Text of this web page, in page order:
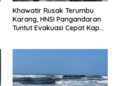
Khawatir Rusak Terumbu
Karang, HNSI Pangandaran
Tuntut Evakuasi Cepat Kapal